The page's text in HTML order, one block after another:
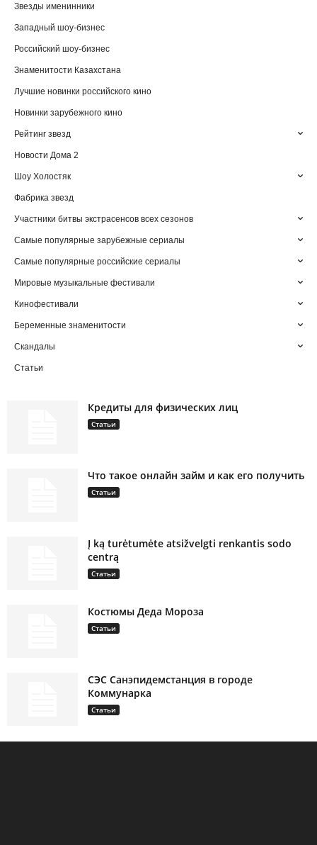
Звезды именинники
Западный шоу-бизнес
Российский шоу-бизнес
Знаменитости Казахстана
Лучшие новинки российского кино
Новинки зарубежного кино
Рейтинг звезд
Новости Дома 2
Шоу Холостяк
Фабрика звезд
Участники битвы экстрасенсов всех сезонов
Самые популярные зарубежные сериалы
Самые популярные российские сериалы
Мировые музыкальные фестивали
Кинофестивали
Беременные знаменитости
Скандалы
Статьи
Кредиты для физических лиц
Статьи
Что такое онлайн займ и как его получить
Статьи
Į ką turėtumėte atsižvelgti renkantis sodo
centrą
Статьи
Костюмы Деда Мороза
Статьи
СЭС Санэпидемстанция в городе
Коммунарка
Статьи